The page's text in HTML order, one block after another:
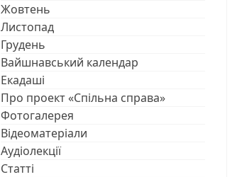
Жовтень
Листопад
Грудень
Вайшнавський календар
Екадаші
Про проект «Спільна справа»
Фотогалерея
Відеоматеріали
Аудіолекції
Статті